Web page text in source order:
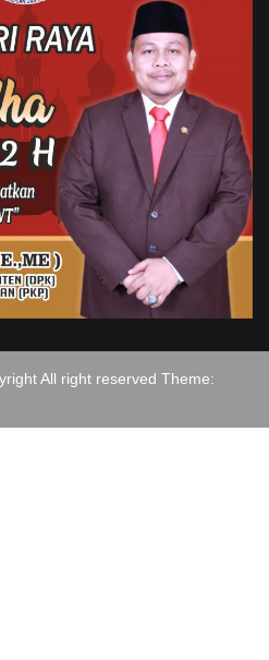
All right reserved Theme: